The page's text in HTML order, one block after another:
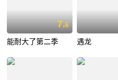
7.6
能耐大了第二季 遇龙